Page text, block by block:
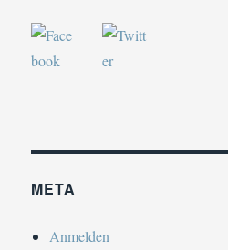
META
Anmelden